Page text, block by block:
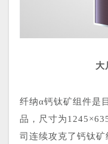
大
纤纳α钙钛矿组件是
品，尺寸为
司连续攻克了钙钛